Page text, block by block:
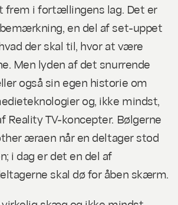
frem i fortællingens lag. Det er
en del af set-uppet
der skal til, hvor at være
Men lyden af det snurrende
også sin egen historie om
og, ikke mindst,
Reality TV-koncepter. Bølgerne
æraen når en deltager stod
i dag er det en del af
skal dø for åben skærm.